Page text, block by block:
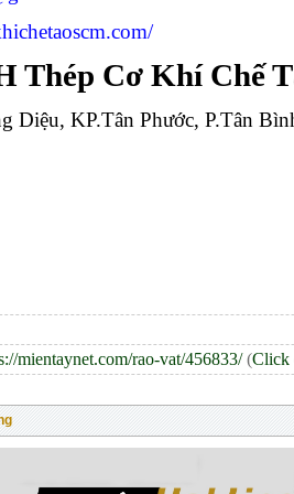
Thép Cơ Khí Chế
Diệu, KP.Tân Phước, P.Tân
mientaynet.com/rao-vat/456833/(Click